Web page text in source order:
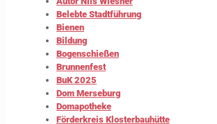
Belebte Stadtführung
Bienen
Bildung
Bogenschießen
Brunnenfest
BuK 2025
Dom Merseburg
Domapotheke
Förderkreis Klosterbauhütte